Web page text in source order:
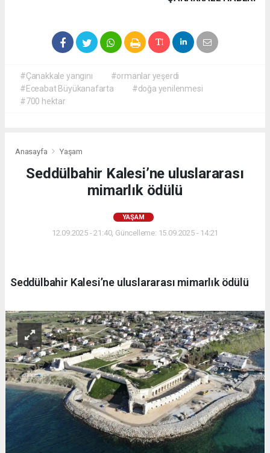
#Çanakkale yangını
#ormanlar yeşerdi
#Eceabat Büyükanafarta
#doğa yenilenmesi
#700 hektar
Anasayfa Yaşam
Seddülbahir Kalesi’ne uluslararası
mimarlık ödülü
YAŞAM
12.09.2025 - 21:40, Güncelleme: 15.09.2025 - 14:21
Seddülbahir Kalesi’ne uluslararası mimarlık ödülü